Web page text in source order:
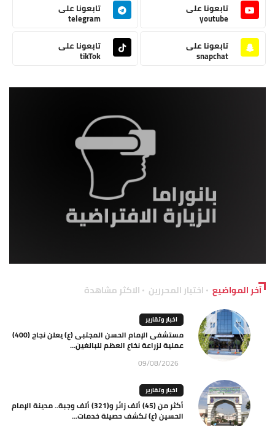
تابعونا على
youtube
تابعونا على
telegram
تابعونا على
snapchat
تابعونا على
tikTok
آخر المواضيع اختيار المحررين الاكثر مشاهدة
اخبار وتقارير
مستشفى الإمام الحسن المجتبى (ع) يعلن نجاح (400)
عملية لزراعة نخاع العظم للبالغين...
09/08/2026
اخبار وتقارير
أكثر من (45) ألف زائر و(321) ألف وجبة.. مدينة الإمام
الحسين (ع) تكشف حصيلة خدمات...